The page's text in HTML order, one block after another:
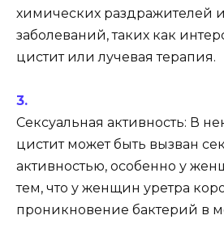
химических раздражителей
заболеваний, таких как
цистит или лучевая терапия.
Сексуальная активность: В
цистит может быть вызван
активностью, особенно у
тем, что у женщин уретра
проникновение бактерий в